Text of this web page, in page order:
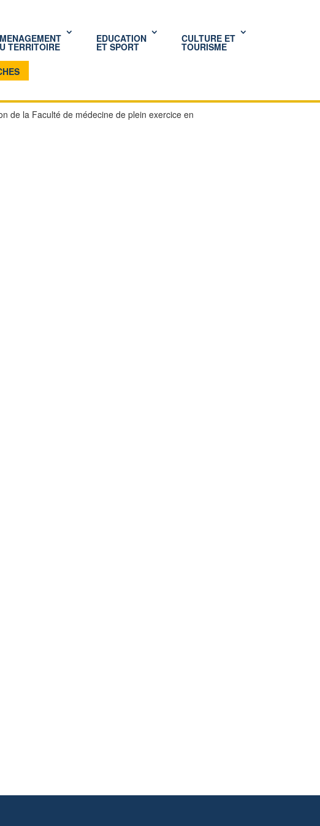
TERRITOIRE
EDUCATION
ET SPORT
CULTURE ET
TOURISME
de la Faculté de médecine de plein exercice en